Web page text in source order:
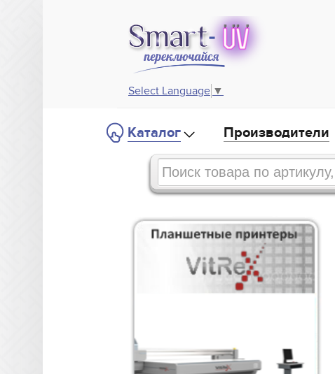
Select Language ▼
Каталог Производители